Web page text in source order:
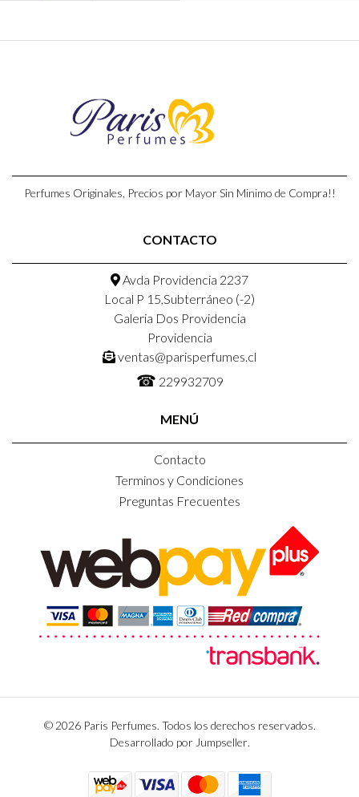
Perfumes Originales, Precios por Mayor Sin Minimo de Compra!!
CONTACTO
Avda Providencia 2237
Local P 15,Subterráneo (-2)
Galeria Dos Providencia
Providencia
ventas@parisperfumes.cl
☎ 229932709
MENÚ
Contacto
Terminos y Condiciones
Preguntas Frecuentes
© 2026 Paris Perfumes. Todos los derechos reservados.
Desarrollado por Jumpseller.